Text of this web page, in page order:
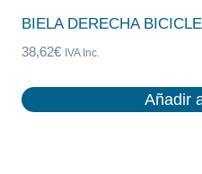
BIELA DERECHA
38,62€ IVA Inc.
Añadir